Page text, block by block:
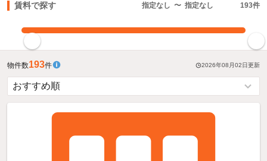
賃料で探す 指定なし 〜 指定なし 193件
物件数193件 2026年08月02日更新